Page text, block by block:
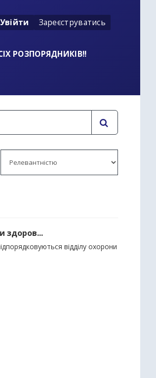
Увійти Зареєструватись
РОЗПОРЯДНИКІВ!!
здоров...
відділу охорони